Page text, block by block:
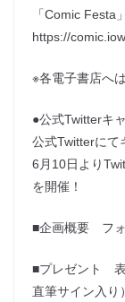
「Comic
https://
※各電子書店へ
●公式Twitterキ
公式Twitterにて
6月10日より
を開催！
■企画概要 フォ
■プレゼント 表
直筆サイン入り